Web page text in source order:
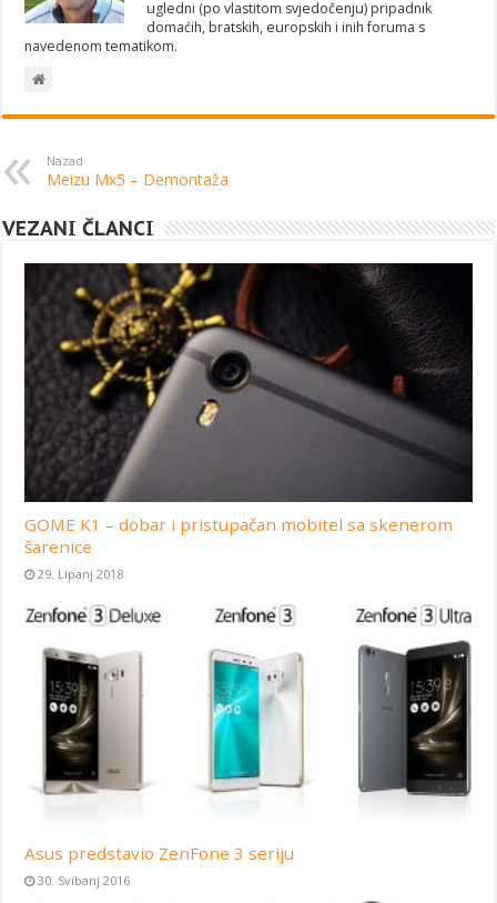
ugledni (po vlastitom svjedočenju) pripadnik
domaćih, bratskih, europskih i inih foruma s
navedenom tematikom.
Nazad
Meizu Mx5 – Demontaža
VEZANI ČLANCI
GOME K1 – dobar i pristupačan mobitel sa skenerom
šarenice
29. Lipanj 2018
Asus predstavio ZenFone 3 seriju
30. Svibanj 2016